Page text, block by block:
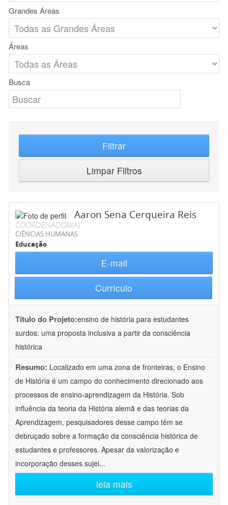
Grandes Áreas
Áreas
Busca
Filtrar
Limpar Filtros
Aaron Sena Cerqueira Reis
COORDENADOR(A)
CIÊNCIAS HUMANAS
Educação
E-mail
Currículo
Título do Projeto:ensino de história para estudantes
surdos: uma proposta inclusiva a partir da consciência
histórica
Resumo: Localizado em uma zona de fronteiras, o Ensino
de História é um campo do conhecimento direcionado aos
processos de ensino-aprendizagem da História. Sob
influência da teoria da História alemã e das teorias da
Aprendizagem, pesquisadores desse campo têm se
debruçado sobre a formação da consciência histórica de
estudantes e professores. Apesar da valorização e
incorporação desses sujei...
leia mais